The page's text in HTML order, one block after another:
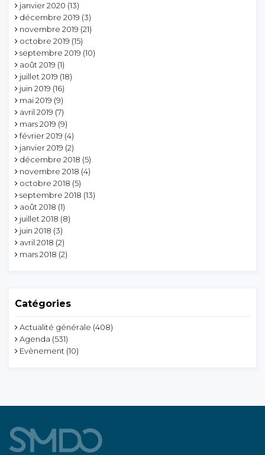
janvier 2020 (13)
décembre 2019 (3)
novembre 2019 (21)
octobre 2019 (15)
septembre 2019 (10)
août 2019 (1)
juillet 2019 (18)
juin 2019 (16)
mai 2019 (9)
avril 2019 (7)
mars 2019 (9)
février 2019 (4)
janvier 2019 (2)
décembre 2018 (5)
novembre 2018 (4)
octobre 2018 (5)
septembre 2018 (13)
août 2018 (1)
juillet 2018 (8)
juin 2018 (3)
avril 2018 (2)
mars 2018 (2)
Catégories
Actualité générale (408)
Agenda (531)
Evènement (10)